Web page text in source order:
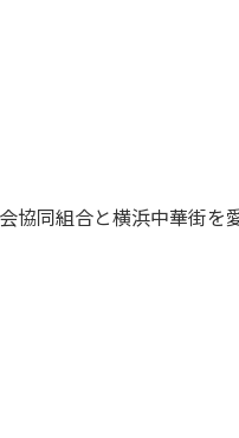
協同組合と横浜中華街を